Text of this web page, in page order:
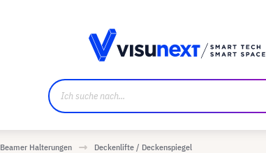
Beamer Halterungen Deckenlifte / Deckenspiegel